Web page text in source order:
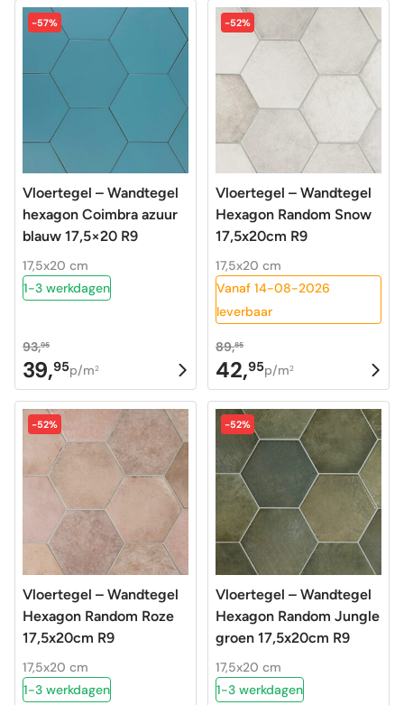
was:
93,95.
is:
39,95.
was:
93,95.
is:
39,95.
-57%
Vloertegel – Wandtegel
hexagon Coimbra azuur
blauw 17,5×20 R9
17,5x20 cm
1-3 werkdagen
93,95
Oorspronkelijke
prijs
was:
93,95.
39,95
Huidige
prijs
is:
39,95.
p/m2
-52%
Vloertegel – Wandtegel
Hexagon Random Snow
17,5x20cm R9
17,5x20 cm
Vanaf 14-08-2026
leverbaar
89,85
Oorspronkelijke
prijs
was:
89,85.
42,95
Huidige
prijs
is:
42,95.
p/m2
-52%
Vloertegel – Wandtegel
Hexagon Random Roze
17,5x20cm R9
17,5x20 cm
1-3 werkdagen
-52%
Vloertegel – Wandtegel
Hexagon Random Jungle
groen 17,5x20cm R9
17,5x20 cm
1-3 werkdagen